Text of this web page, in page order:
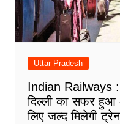
Uttar Pradesh
Indian Railways
दिल्ली का सफर
लिए जल्द मिलेगी